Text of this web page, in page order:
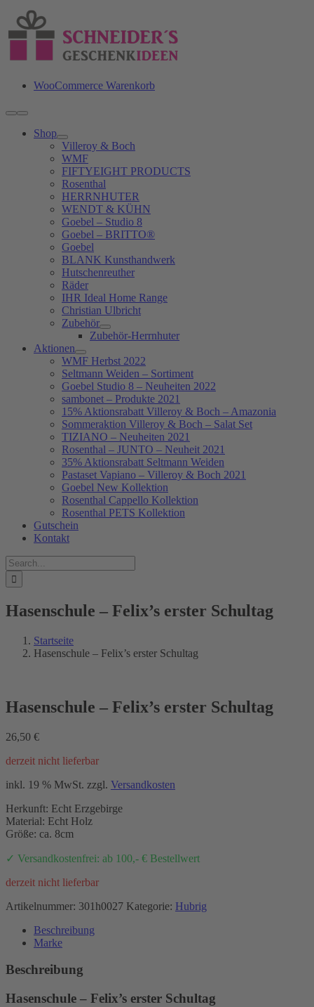
Inhalt
springen
WooCommerce Warenkorb
Toggle
Navigation
Shop
Villeroy & Boch
WMF
FIFTYEIGHT PRODUCTS
Rosenthal
HERRNHUTER
WENDT & KÜHN
Goebel – Studio 8
Goebel – BRITTO®
Goebel
BLANK Kunsthandwerk
Hutschenreuther
Räder
IHR Ideal Home Range
Christian Ulbricht
Zubehör
Zubehör-Herrnhuter
Aktionen
WMF Herbst 2022
Seltmann Weiden – Sortiment
Goebel Studio 8 – Neuheiten 2022
sambonet – Produkte 2021
15% Aktionsrabatt Villeroy & Boch – Amazonia
Sommeraktion Villeroy & Boch – Salat Set
TIZIANO – Neuheiten 2021
Rosenthal – JUNTO – Neuheit 2021
35% Aktionsrabatt Seltmann Weiden
Pastaset Vapiano – Villeroy & Boch 2021
Goebel New Kollektion
Rosenthal Cappello Kollektion
Rosenthal PETS Kollektion
Gutschein
Kontakt
Suche
nach:
Hasenschule – Felix’s erster Schultag
Startseite
Hasenschule – Felix’s erster Schultag
Hasenschule – Felix’s erster Schultag
26,50 €
derzeit nicht lieferbar
inkl. 19 % MwSt. zzgl. Versandkosten
Herkunft: Echt Erzgebirge
Material: Echt Holz
Größe: ca. 8cm
✓ Versandkostenfrei: ab 100,- € Bestellwert
derzeit nicht lieferbar
Artikelnummer: 301h0027 Kategorie: Hubrig
Beschreibung
Marke
Beschreibung
Hasenschule – Felix’s erster Schultag